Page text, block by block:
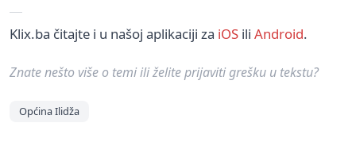
Klix.ba čitajte i u našoj aplikaciji za iOS ili Android.
Znate nešto više o temi ili želite prijaviti grešku u tekstu?
Općina Ilidža